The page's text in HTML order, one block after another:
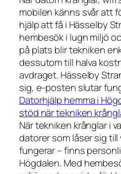
mobilen känns svår att
hjälp att få i Hässelby
hembesök i lugn miljö
på plats blir tekniken
dessutom till halva
avdraget. Hässelby
sig, e-posten slutar
Datorhjälp hemma i
stöd när tekniken
När tekniken krånglar i
datorer som låser sig
fungerar – finns
Högdalen. Med